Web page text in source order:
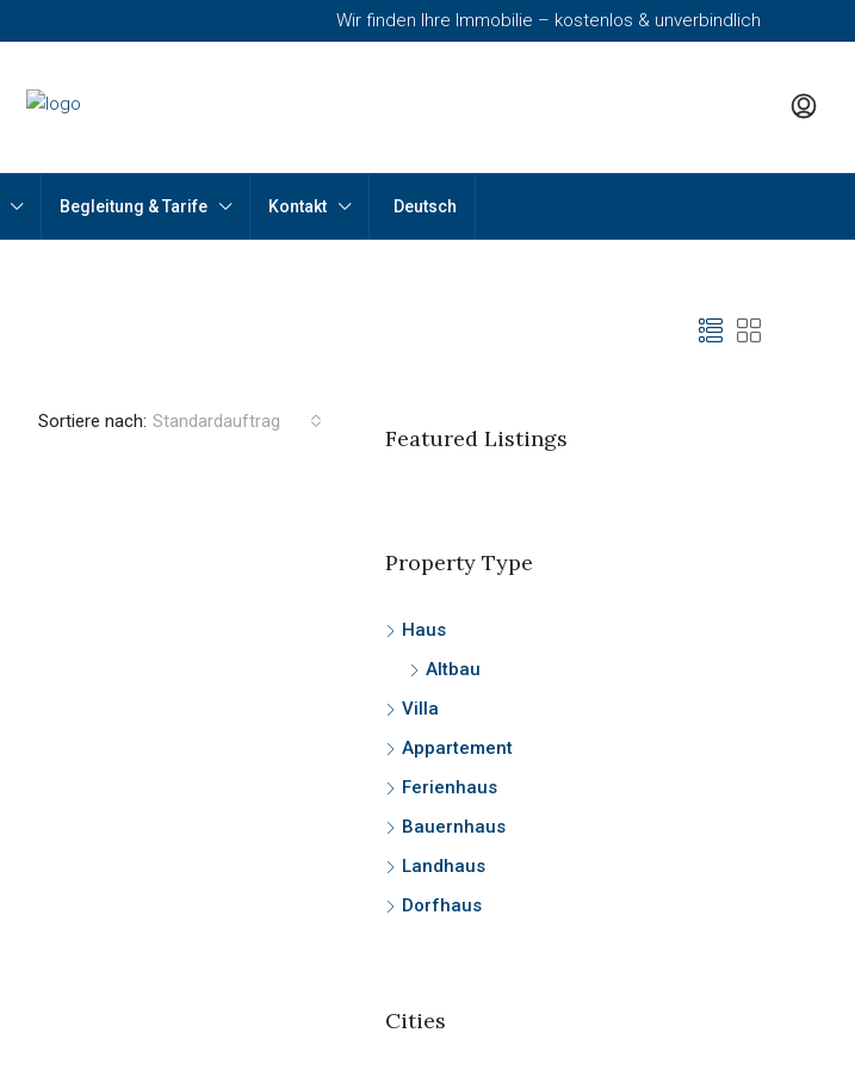
Wir finden Ihre Immobilie – kostenlos & unverbindlich
Begleitung & Tarife Kontakt Deutsch
Sortiere nach: Standardauftrag
Featured Listings
Property Type
Haus
Altbau
Villa
Appartement
Ferienhaus
Bauernhaus
Landhaus
Dorfhaus
Cities